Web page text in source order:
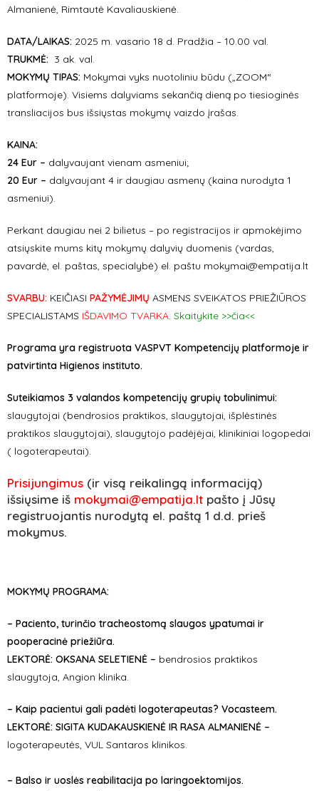
Almanienė, Rimtautė Kavaliauskienė.
DATA/LAIKAS: 2025 m. vasario 18 d. Pradžia – 10.00 val.
TRUKMĖ: 3 ak. val.
MOKYMŲ TIPAS: Mokymai vyks nuotoliniu būdu („ZOOM“
platformoje). Visiems dalyviams sekančią dieną po tiesioginės
transliacijos bus išsiųstas mokymų vaizdo įrašas.
KAINA:
24 Eur – dalyvaujant vienam asmeniui;
20 Eur – dalyvaujant 4 ir daugiau asmenų (kaina nurodyta 1
asmeniui).
Perkant daugiau nei 2 bilietus – po registracijos ir apmokėjimo
atsiųskite mums kitų mokymų dalyvių duomenis (vardas,
pavardė, el. paštas, specialybė) el. paštu mokymai@empatija.lt
SVARBU: KEIČIASI PAŽYMĖJIMŲ ASMENS SVEIKATOS PRIEŽIŪROS
SPECIALISTAMS IŠDAVIMO TVARKA. Skaitykite >>čia<<
Programa yra registruota VASPVT Kompetencijų platformoje ir
patvirtinta Higienos instituto.
Suteikiamos 3 valandos kompetencijų grupių tobulinimui:
slaugytojai (bendrosios praktikos, slaugytojai, išplėstinės
praktikos slaugytojai), slaugytojo padėjėjai, klinikiniai logopedai
( logoterapeutai).
Prisijungimus (ir visą reikalingą informaciją)
išsiųsime iš mokymai@empatija.lt pašto į Jūsų
registruojantis nurodytą el. paštą 1 d.d. prieš
mokymus.
MOKYMŲ PROGRAMA:
– Paciento, turinčio tracheostomą slaugos ypatumai ir
pooperacinė priežiūra.
LEKTORĖ: OKSANA SELETIENĖ – bendrosios praktikos
slaugytoja, Angion klinika.
– Kaip pacientui gali padėti logoterapeutas? Vocasteem.
LEKTORĖ: SIGITA KUDAKAUSKIENĖ IR RASA ALMANIENĖ –
logoterapeutės, VUL Santaros klinikos.
– Balso ir uoslės reabilitacija po laringoektomijos.